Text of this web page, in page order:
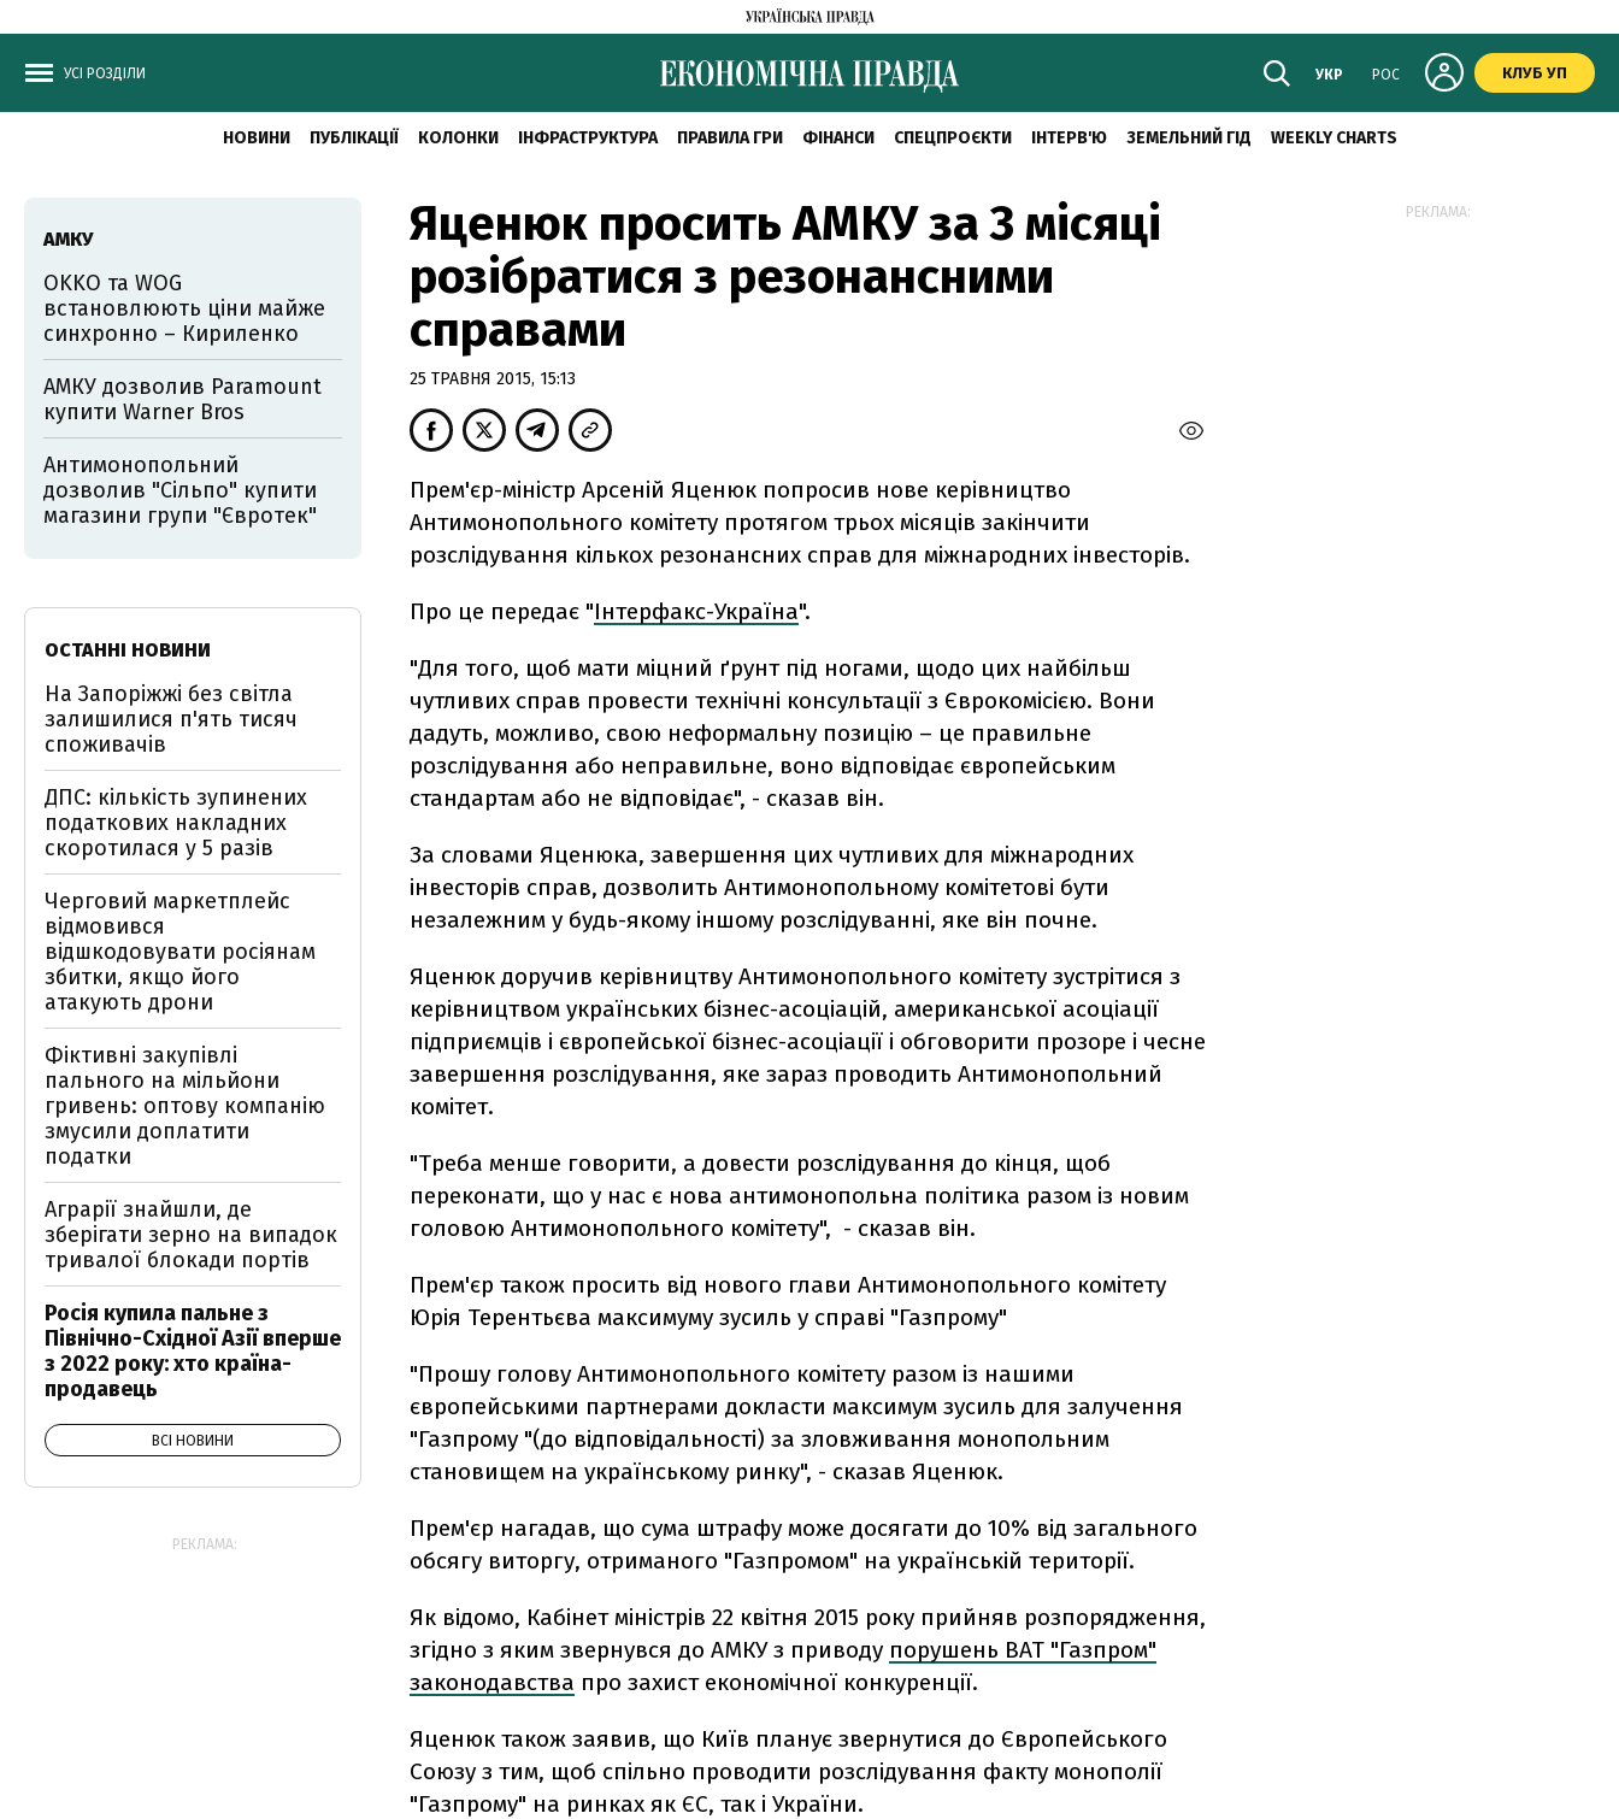
УСІ РОЗДІЛИ УКР РОС КЛУБ УП
НОВИНИ ПУБЛІКАЦІЇ КОЛОНКИ ІНФРАСТРУКТУРА ПРАВИЛА ГРИ ФІНАНСИ СПЕЦПРОЄКТИ ІНТЕРВ'Ю ЗЕМЕЛЬНИЙ ГІД WEEKLY CHARTS
Яценюк просить АМКУ за 3 місяці
розібратися з резонансними
справами
25 ТРАВНЯ 2015, 15:13
Прем'єр-міністр Арсеній Яценюк попросив нове керівництво
Антимонопольного комітету протягом трьох місяців закінчити
розслідування кількох резонансних справ для міжнародних інвесторів.
Про це передає "Інтерфакс-Україна".
"Для того, щоб мати міцний ґрунт під ногами, щодо цих найбільш
чутливих справ провести технічні консультації з Єврокомісією. Вони
дадуть, можливо, свою неформальну позицію – це правильне
розслідування або неправильне, воно відповідає європейським
стандартам або не відповідає", - сказав він.
За словами Яценюка, завершення цих чутливих для міжнародних
інвесторів справ, дозволить Антимонопольному комітетові бути
незалежним у будь-якому іншому розслідуванні, яке він почне.
Яценюк доручив керівництву Антимонопольного комітету зустрітися з
керівництвом українських бізнес-асоціацій, американської асоціації
підприємців і європейської бізнес-асоціації і обговорити прозоре і чесне
завершення розслідування, яке зараз проводить Антимонопольний
комітет.
"Треба менше говорити, а довести розслідування до кінця, щоб
переконати, що у нас є нова антимонопольна політика разом із новим
головою Антимонопольного комітету", - сказав він.
Прем'єр також просить від нового глави Антимонопольного комітету
Юрія Терентьєва максимуму зусиль у справі "Газпрому"
"Прошу голову Антимонопольного комітету разом із нашими
європейськими партнерами докласти максимум зусиль для залучення
"Газпрому "(до відповідальності) за зловживання монопольним
становищем на українському ринку", - сказав Яценюк.
Прем'єр нагадав, що сума штрафу може досягати до 10% від загального
обсягу виторгу, отриманого "Газпромом" на українській території.
Як відомо, Кабінет міністрів 22 квітня 2015 року прийняв розпорядження,
згідно з яким звернувся до АМКУ з приводу порушень ВАТ "Газпром"
законодавства про захист економічної конкуренції.
Яценюк також заявив, що Київ планує звернутися до Європейського
Союзу з тим, щоб спільно проводити розслідування факту монополії
"Газпрому" на ринках як ЄС, так і України.
АМКУ
OKKO та WOG
встановлюють ціни майже
синхронно – Кириленко
АМКУ дозволив Paramount
купити Warner Bros
Антимонопольний
дозволив "Сільпо" купити
магазини групи "Євротек"
ОСТАННІ НОВИНИ
На Запоріжжі без світла
залишилися п'ять тисяч
споживачів
ДПС: кількість зупинених
податкових накладних
скоротилася у 5 разів
Черговий маркетплейс
відмовився
відшкодовувати росіянам
збитки, якщо його
атакують дрони
Фіктивні закупівлі
пального на мільйони
гривень: оптову компанію
змусили доплатити
податки
Аграрії знайшли, де
зберігати зерно на випадок
тривалої блокади портів
Росія купила пальне з
Північно-Східної Азії вперше
з 2022 року: хто країна-
продавець
ВСІ НОВИНИ
РЕКЛАМА:
РЕКЛАМА: